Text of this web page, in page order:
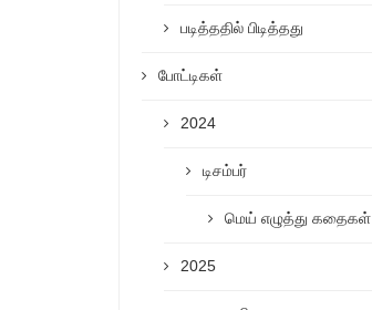
படித்ததில் பிடித்தது
போட்டிகள்
2024
டிசம்பர்
மெய் எழுத்து கதைகள்
2025